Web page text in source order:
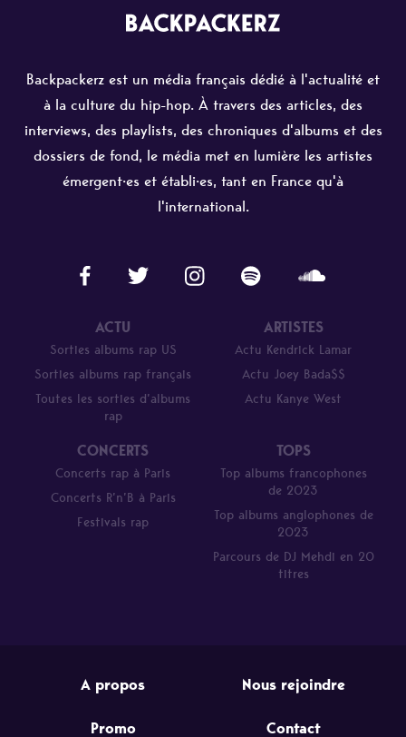
Backpackerz est un média français dédié à l'actualité et
à la culture du hip-hop. À travers des articles, des
interviews, des playlists, des chroniques d'albums et des
dossiers de fond, le média met en lumière les artistes
émergent·es et établi·es, tant en France qu'à
l'international.
ACTU
Sorties albums rap US
Sorties albums rap français
Toutes les sorties d’albums
rap
ARTISTES
Actu Kendrick Lamar
Actu Joey Bada$$
Actu Kanye West
CONCERTS
Concerts rap à Paris
Concerts R’n’B à Paris
Festivals rap
TOPS
Top albums francophones
de 2023
Top albums anglophones de
2023
Parcours de DJ Mehdi en 20
titres
A propos Nous rejoindre
Promo Contact